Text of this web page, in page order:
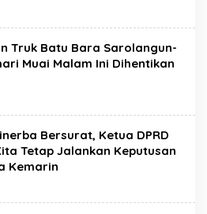
Truk Batu Bara Sarolangun-
Muai Malam Ini Dihentikan
Bersurat, Ketua DPRD
Tetap Jalankan Keputusan
Kemarin